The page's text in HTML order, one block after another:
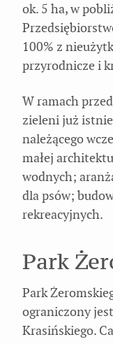
ok. 5 ha, w
100% z
przyrodnicze i
W ramach
zieleni już
należącego
małej
wodnych;
dla psów;
rekreacyjnych.
Park
Park
ograniczony
Krasińskiego.